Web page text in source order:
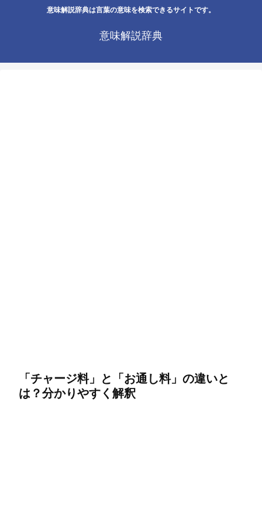
意味解説辞典は言葉の意味を検索できるサイトです。
意味解説辞典
「チャージ料」と「お通し料」の違いと
は？分かりやすく解釈